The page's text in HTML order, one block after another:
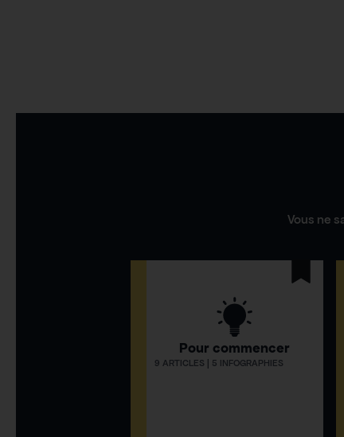
Vous ne
Pour commencer
9 ARTICLES | 5 INFOGRAPHIES